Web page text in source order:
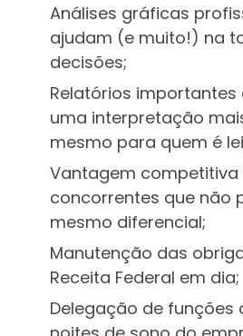
Análises gráficas
ajudam (e muito!) na
decisões;
Relatórios
uma interpretação
mesmo para quem é
Vantagem competitiva
concorrentes que não
mesmo diferencial;
Manutenção das
Receita Federal em dia;
Delegação de funções